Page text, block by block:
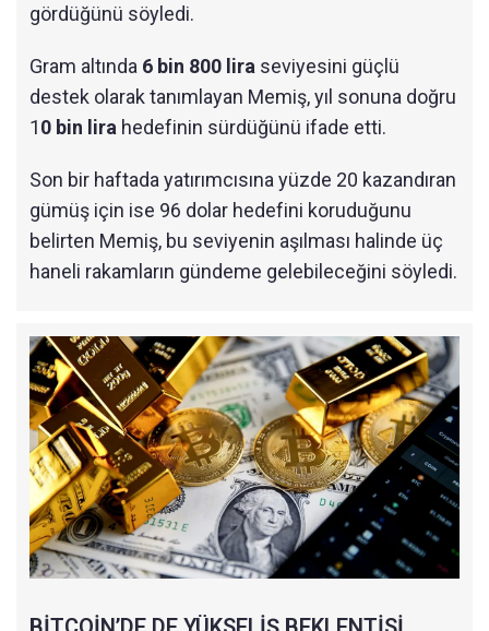
gördüğünü söyledi.
Gram altında 6 bin 800 lira seviyesini güçlü
destek olarak tanımlayan Memiş, yıl sonuna doğru
10 bin lira hedefinin sürdüğünü ifade etti.
Son bir haftada yatırımcısına yüzde 20 kazandıran
gümüş için ise 96 dolar hedefini koruduğunu
belirten Memiş, bu seviyenin aşılması halinde üç
haneli rakamların gündeme gelebileceğini söyledi.